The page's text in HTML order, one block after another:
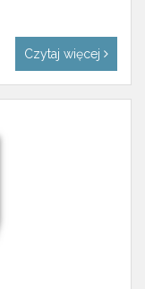
Czytaj więcej